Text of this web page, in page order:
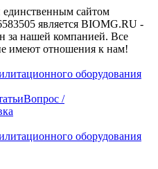
сайтом
является BIOMG.RU -
за нашей компанией. Все
имеют отношения к нам!
оборудования
Вопрос /
оборудования